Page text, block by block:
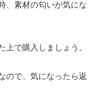
、素材の匂いが気にな
上で購入しましょう。
ので、気になったら返